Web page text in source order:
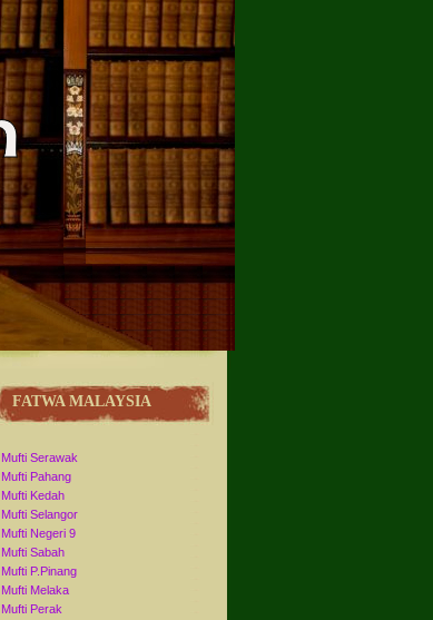
FATWA MALAYSIA
Mufti Serawak
Mufti Pahang
Mufti Kedah
Mufti Selangor
Mufti Negeri 9
Mufti Sabah
Mufti P.Pinang
Mufti Melaka
Mufti Perak